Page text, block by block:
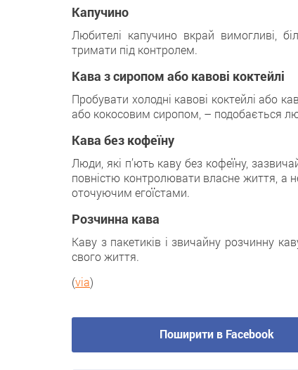
Капучино
Любителі капучино вкрай вимогливі,
тримати під контролем.
Кава з сиропом або кавові коктейлі
Пробувати холодні кавові коктейлі або
або кокосовим сиропом, – подобається
Кава без кофеїну
Люди, які п’ють каву без кофеїну,
повністю контролювати власне життя, а
оточуючим егоїстами.
Розчинна кава
Каву з пакетиків і звичайну розчинну
свого життя.
(via)
Поширити в Facebook